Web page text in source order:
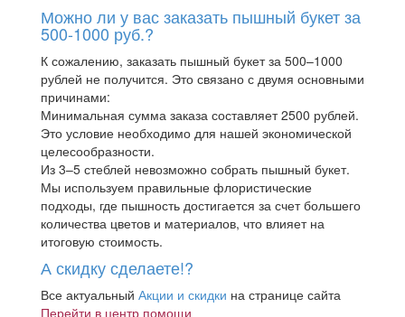
Можно ли у вас заказать пышный букет за
500-1000 руб.?
К сожалению, заказать пышный букет за 500–1000
рублей не получится. Это связано с двумя основными
причинами:
Минимальная сумма заказа составляет 2500 рублей.
Это условие необходимо для нашей экономической
целесообразности.
Из 3–5 стеблей невозможно собрать пышный букет.
Мы используем правильные флористические
подходы, где пышность достигается за счет большего
количества цветов и материалов, что влияет на
итоговую стоимость.
А скидку сделаете!?
Все актуальный Акции и скидки на странице сайта
Перейти в центр помощи